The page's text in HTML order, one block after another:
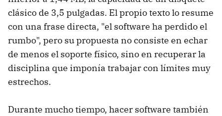
clásico de 3,5 pulgadas. El propio texto lo resume
con una frase directa, "el software ha perdido el
rumbo", pero su propuesta no consiste en echar
de menos el soporte físico, sino en recuperar la
disciplina que imponía trabajar con límites muy
estrechos.
Durante mucho tiempo, hacer software también